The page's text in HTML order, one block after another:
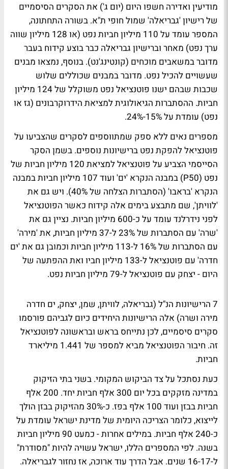
מודיעין ואדירה חשפו היום (יום ג') את הסקרים הסיסמיים
של רישיון 'גבריאלה' שמול חופי ת"א. בשורה התחתונה,
המספר עומד על 110 מיליון חביות נפט (או 128 מיליון שווה
ערך נפט) מאחר וברישיון גבריאלה כבר בוצע קידוח בעבר
מדובר במשאבים מוכחים (קונטינג'נט). בנוסף, נמצאו מבנים
שעשויים להכיל נפט. מדובר במבנים שכוללים שלוש
שכבות שבהם ישנו פוטנציאל נפט משוקלל של 124 מיליון
חביות. ההסתברות הגיאולוגית למציאת הידרוקרבונים (גז או
נפט) עומדת על 15%-24%.
מספרים נאים ללא ספק שמתווספים לסקרים שהצביעו על
פוטנציאל להפקת נפט ברישיונות נוספים. בשמן הסקר
הסייסמי הצביע על פוטנציאל למציאת 120 מיליון חביות של
נפט (P50) במבנה הנקרא 'ים' ועוד 107 מיליון חביות במבנה
הנקרא 'בראבו' (הסתברות הצלחה של 40%). ויש גם את
'לוויתן', שם מתבצע בימים אלה קידוח כאשר הפוטנציאל
לפני נידרלנד עומד על כ-600 מיליון חביות. נציין גם את
'שרה' עם הסתברות של 23% ל-37 מיליון חביות, את 'מירה'
עם הסתברות של 16% ל-113 מיליון חביות וכמובן גם את 'ים
חדרה' עם פוטנציאל ל-133 מיליון חביו ואת ההפתעה של
היום - יצחק עם פוטנציאל ל-79 מיליון חביות נפט.
7 הרישיונות הנ"ל (גבריאלה, לוויתן, שמן, יצחק, ים חדרה
מירה ושרה) אלה הרישיונות היחידים כיום לגביהם פורסמו
סקרים סיסמיים, לכן נתייחס בראש ובראשונה לפוטנציאל
זה. חיבור הפוטנציאל מביא למספר של 1.441 מיליארד
חביות.
כעת נסתכל על צד הביקוש המקומי. בשני בתי הזיקוק
במדינה מזקקים בכל יום 300 אלף חביות יחד. 200 אלף
חביות בבזן ועוד 100 אלף בפז. כ-30% מהזיקוק בבזן הולך
לייצוא, כלומר הצריכה היומית של מדינת ישראל עומדת על
כ-240 אלף חביות. במילים אחרות - כמעט 90 מיליון חביות
בשנה. לפי המספרים הללו, ישראל עשויה להיות "מסודרת"
ל-16-17 שנים. אבל הדרך עוד ארוכה, אז נחזור לגבריאלה.